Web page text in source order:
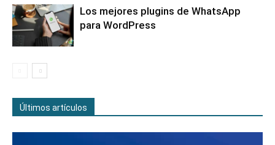
Los mejores plugins de WhatsApp
para WordPress
Últimos artículos